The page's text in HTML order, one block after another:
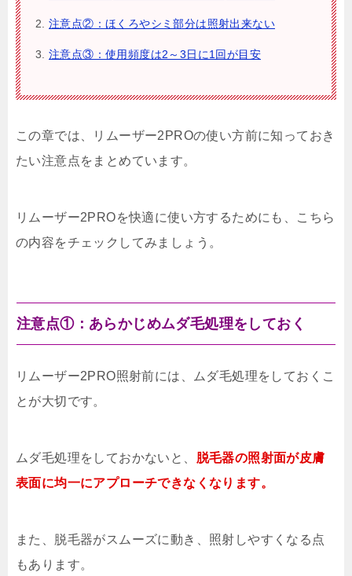
注意点②：ほくろやシミ部分は照射出来ない
注意点③：使用頻度は2～3日に1回が目安
この章では、リムーザー2PROの使い方前に知っておき
たい注意点をまとめています。
リムーザー2PROを快適に使い方するためにも、こちら
の内容をチェックしてみましょう。
注意点①：あらかじめムダ毛処理をしておく
リムーザー2PRO照射前には、ムダ毛処理をしておくこ
とが大切です。
ムダ毛処理をしておかないと、 脱毛器の照射面が皮膚
表面に均一にアプローチできなくなります。
また、脱毛器がスムーズに動き、照射しやすくなる点
もあります。